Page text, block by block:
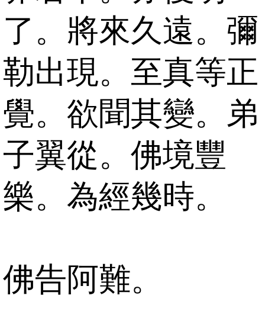
了。將來久遠。彌
勒出現。至真等正
覺。欲聞其變。弟
子翼從。佛境豐
樂。為經幾時。
佛告阿難。